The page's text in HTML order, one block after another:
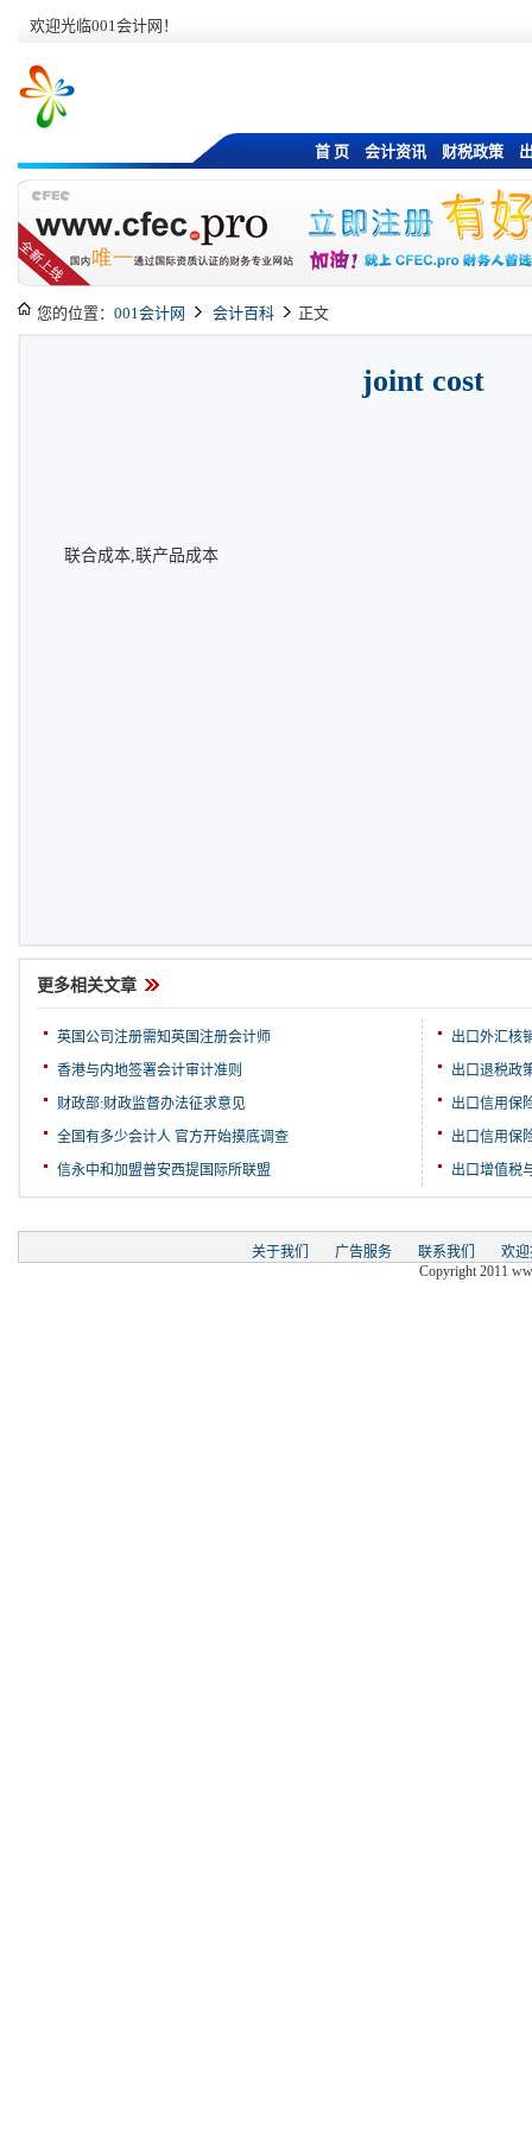
欢迎光临001会计网！
首 页 会计资讯 财税政策
您的位置： 001会计网 会计百科 正文
joint cost
联合成本,联产品成本
更多相关文章
英国公司注册需知英国注册会计师
香港与内地签署会计审计准则
财政部:财政监督办法征求意见
全国有多少会计人 官方开始摸底调查
信永中和加盟普安西提国际所联盟
出口外汇核
出口退税政
出口信用保
出口信用保
出口增值税
关于我们 广告服务 联系我们
欢
Copyright 2011